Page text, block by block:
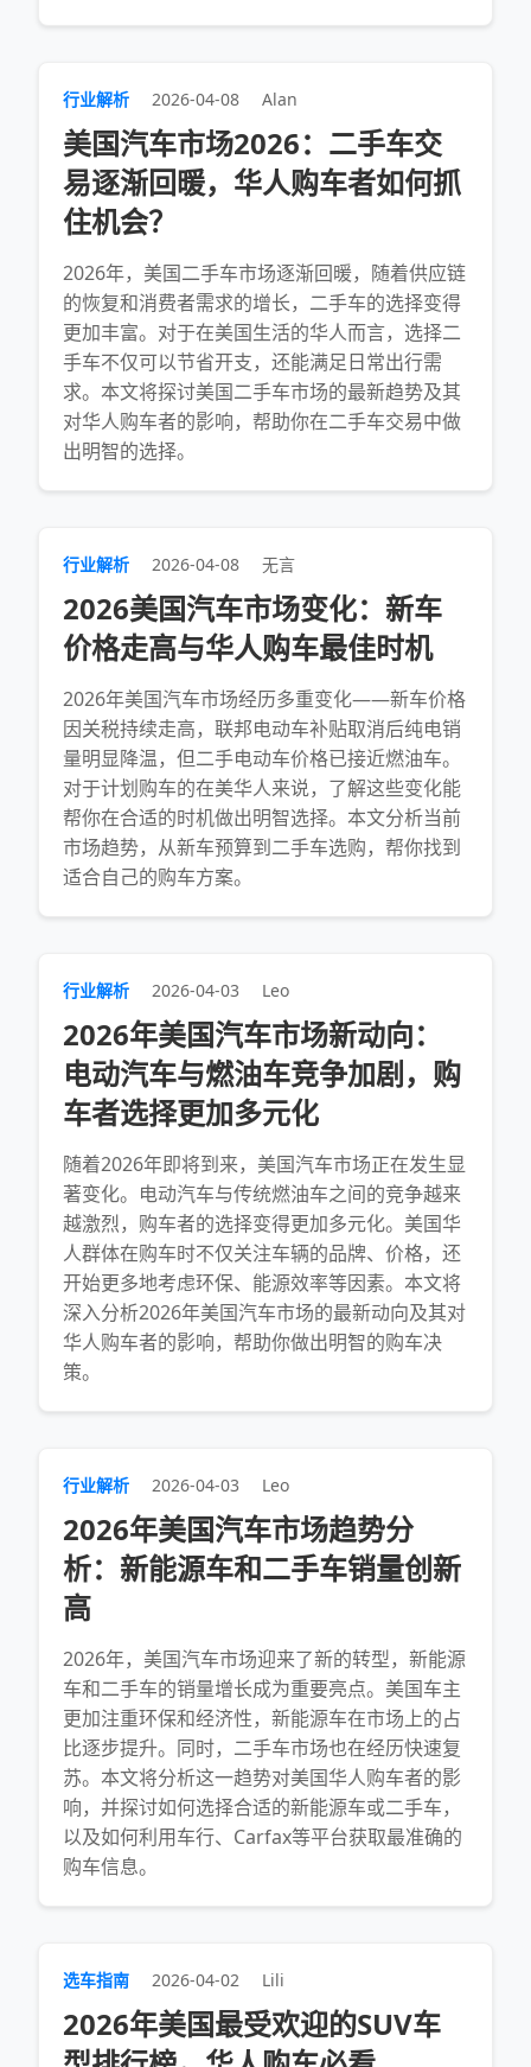
行业解析 2026-04-08 Alan
美国汽车市场2026：二手车交
易逐渐回暖，华人购车者如何抓
住机会？
2026年，美国二手车市场逐渐回暖，随着供应链
的恢复和消费者需求的增长，二手车的选择变得
更加丰富。对于在美国生活的华人而言，选择二
手车不仅可以节省开支，还能满足日常出行需
求。本文将探讨美国二手车市场的最新趋势及其
对华人购车者的影响，帮助你在二手车交易中做
出明智的选择。
行业解析 2026-04-08 无言
2026美国汽车市场变化：新车
价格走高与华人购车最佳时机
2026年美国汽车市场经历多重变化——新车价格
因关税持续走高，联邦电动车补贴取消后纯电销
量明显降温，但二手电动车价格已接近燃油车。
对于计划购车的在美华人来说，了解这些变化能
帮你在合适的时机做出明智选择。本文分析当前
市场趋势，从新车预算到二手车选购，帮你找到
适合自己的购车方案。
行业解析 2026-04-03 Leo
2026年美国汽车市场新动向：
电动汽车与燃油车竞争加剧，购
车者选择更加多元化
随着2026年即将到来，美国汽车市场正在发生显
著变化。电动汽车与传统燃油车之间的竞争越来
越激烈，购车者的选择变得更加多元化。美国华
人群体在购车时不仅关注车辆的品牌、价格，还
开始更多地考虑环保、能源效率等因素。本文将
深入分析2026年美国汽车市场的最新动向及其对
华人购车者的影响，帮助你做出明智的购车决
策。
行业解析 2026-04-03 Leo
2026年美国汽车市场趋势分
析：新能源车和二手车销量创新
高
2026年，美国汽车市场迎来了新的转型，新能源
车和二手车的销量增长成为重要亮点。美国车主
更加注重环保和经济性，新能源车在市场上的占
比逐步提升。同时，二手车市场也在经历快速复
苏。本文将分析这一趋势对美国华人购车者的影
响，并探讨如何选择合适的新能源车或二手车，
以及如何利用车行、Carfax等平台获取最准确的
购车信息。
选车指南 2026-04-02 Lili
2026年美国最受欢迎的SUV车